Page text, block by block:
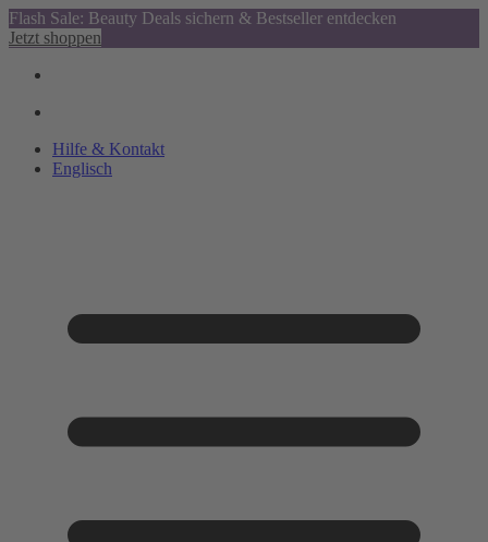
Flash Sale: Beauty Deals sichern & Bestseller entdecken
Jetzt shoppen
Hilfe & Kontakt
Englisch